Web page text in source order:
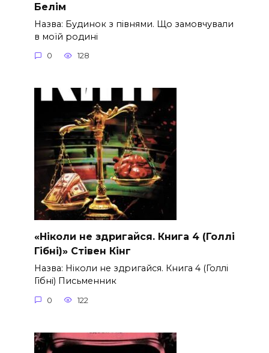
Белім
Назва: Будинок з півнями. Що замовчували
в моїй родині
0 128
«Ніколи не здригайся. Книга 4 (Голлі
Гібні)» Стівен Кінг
Назва: Ніколи не здригайся. Книга 4 (Голлі
Гібні) Письменник
0 122